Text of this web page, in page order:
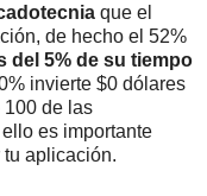
que el
de hecho el 52%
del 5% de su tiempo
invierte $0 dólares
100 de las
es importante
aplicación.